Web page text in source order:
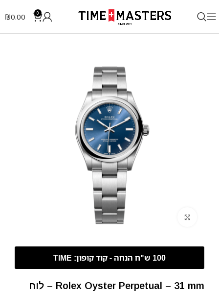
0
₪0.00
Rolex Oyster Perpetual – 31 mm – לוח